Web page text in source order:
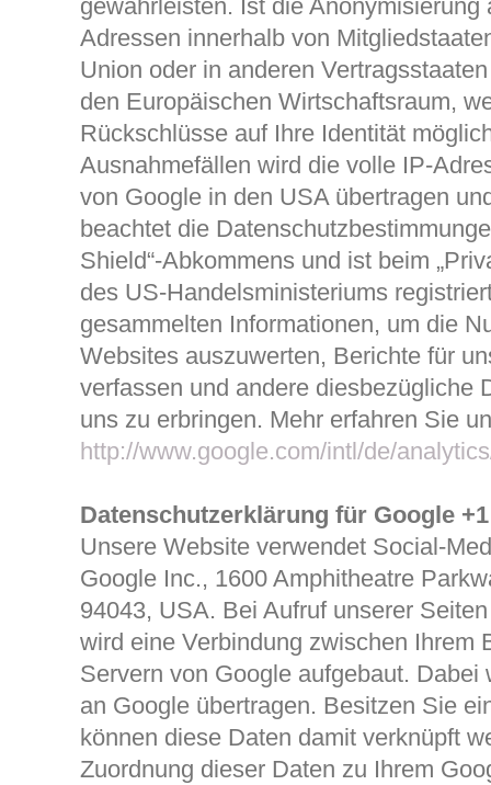
gewährleisten. Ist die Anonymisierung
Adressen innerhalb von
Union oder in anderen
den Europäischen Wirtschaftsraum,
Rückschlüsse auf Ihre Identität
Ausnahmefällen wird die volle IP-
von Google in den USA übertragen
beachtet die
Shield“-Abkommens und ist beim
des US-Handelsministeriums
gesammelten Informationen, um die
Websites auszuwerten, Berichte für
verfassen und andere diesbezügliche
uns zu erbringen. Mehr erfahren Sie
http://www.google.com/intl/de/
Datenschutzerklärung für Google +1
Unsere Website verwendet Social-
Google Inc., 1600 Amphitheatre
94043, USA. Bei Aufruf unserer
wird eine Verbindung zwischen Ihrem
Servern von Google aufgebaut. Dabei
an Google übertragen. Besitzen Sie
können diese Daten damit verknüpft
Zuordnung dieser Daten zu Ihrem